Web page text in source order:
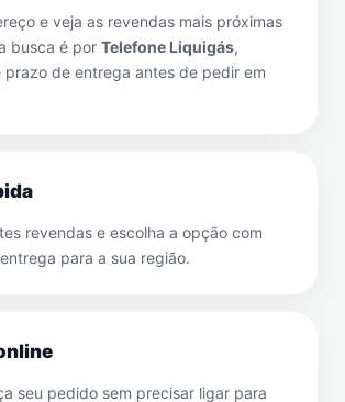
e veja as revendas mais próximas
busca é por Telefone Liquigás,
de entrega antes de pedir em
revendas e escolha a opção com
para a sua região.
seu pedido sem precisar ligar para